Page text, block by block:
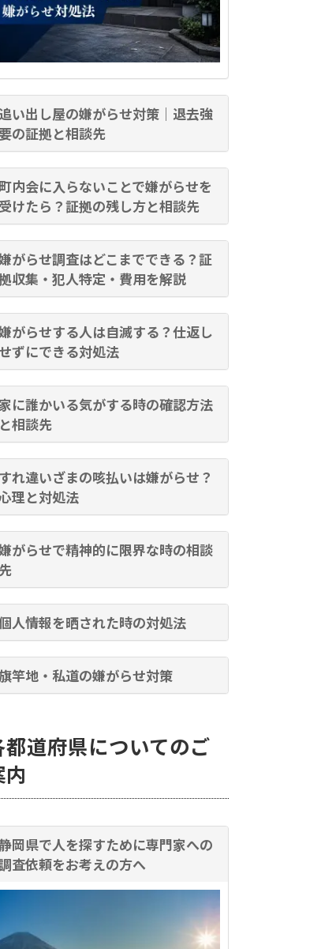
追い出し屋の嫌がらせ対策｜退去強
要の証拠と相談先
町内会に入らないことで嫌がらせを
受けたら？証拠の残し方と相談先
がらせ調査はどこまでできる？証
収集・犯人特定・費用を解説
がらせする人は自滅する？仕返し
ずにできる対処法
に誰かいる気がする時の確認方法
と相談先
すれ違いざまの咳払いは嫌がらせ？
理と対処法
がらせで精神的に限界な時の相談
先
人情報を晒された時の対処法
竿地・私道の嫌がらせ対策
都道府県についてのご
内
岡県で人を探すために専門家への
査依頼をお考えの方へ